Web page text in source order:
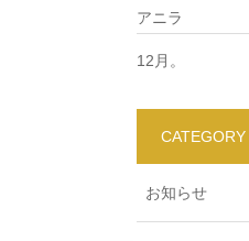
アニラ
12月。
CATEGORY
お知らせ